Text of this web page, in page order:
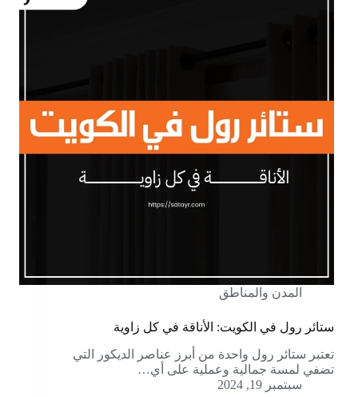
المدن والمناطق
ستائر رول في الكويت: الأناقة في كل زاوية
تعتبر ستائر رول واحدة من أبرز عناصر الديكور التي
تضفي لمسة جمالية وعملية على أي…
سبتمبر 19, 2024